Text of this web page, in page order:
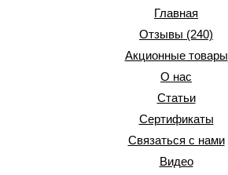
Главная
Отзывы (240)
Акционные товары
О нас
Статьи
Сертификаты
Связаться с нами
Видео